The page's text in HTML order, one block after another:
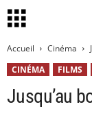
Accueil Cinéma
CINÉMA
FILMS
Jusqu’au